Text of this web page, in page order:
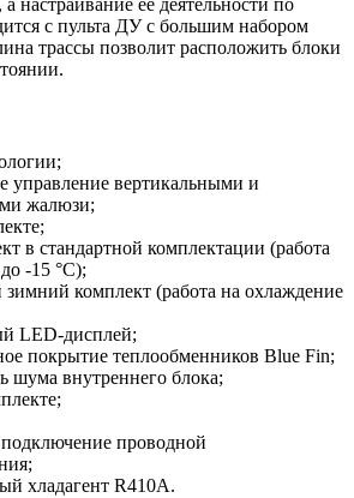
с пульта ДУ с большим набором
трассы позволит расположить блоки
управление вертикальными и
жалюзи;
в стандартной комплектации (работа
-15 °С);
комплект (работа на охлаждение
LED-дисплей;
покрытие теплообменников Blue Fin;
шума внутреннего блока;
проводной
хладагент R410A.